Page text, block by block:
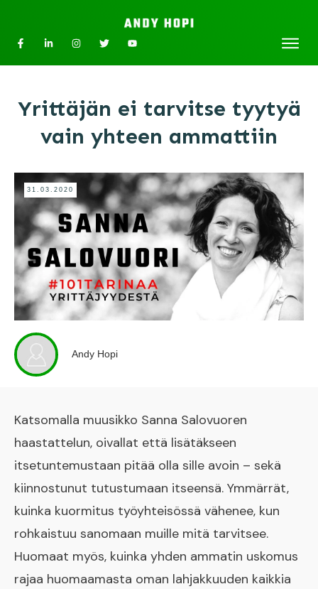
Yrittäjän ei tarvitse tyytyä
vain yhteen ammattiin
31.03.2020
Andy Hopi
Katsomalla muusikko Sanna Salovuoren
haastattelun, oivallat että lisätäkseen
itsetuntemustaan pitää olla sille avoin – sekä
kiinnostunut tutustumaan itseensä. Ymmärrät,
kuinka kuormitus työyhteisössä vähenee, kun
rohkaistuu sanomaan muille mitä tarvitsee.
Huomaat myös, kuinka yhden ammatin uskomus
rajaa huomaamasta oman lahjakkuuden kaikkia